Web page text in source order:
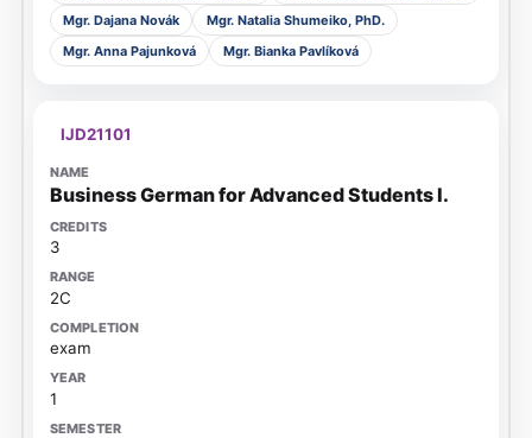
Mgr. Dajana Novák
Mgr. Natalia Shumeiko, PhD.
Mgr. Anna Pajunková
Mgr. Bianka Pavlíková
IJD21101
Business German for Advanced Students I.
3
2C
exam
1